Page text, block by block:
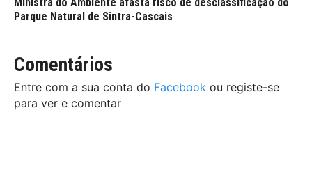
Parque Natural de Sintra-Cascais
Comentários
Entre com a sua conta do Facebook ou registe-se
para ver e comentar